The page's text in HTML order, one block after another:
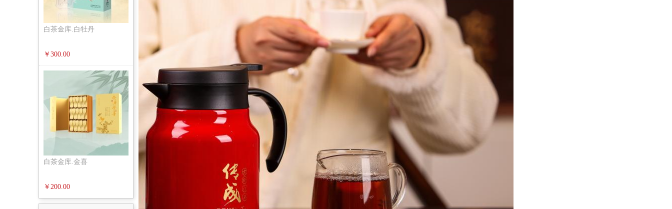
白茶金库.白牡丹
￥300.00
白茶金库.金喜
￥200.00